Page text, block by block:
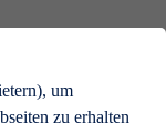
um
zu erhalten